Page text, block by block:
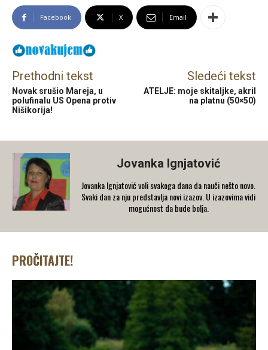
Facebook X Email
Prethodni tekst
Novak srušio Mareja, u
polufinalu US Opena protiv
Nišikorija!
Sledeći tekst
ATELJE: moje skitaljke, akril
na platnu (50×50)
Jovanka Ignjatović
Jovanka Ignjatović voli svakoga dana da nauči nešto novo.
Svaki dan za nju predstavlja novi izazov. U izazovima vidi
mogućnost da bude bolja.
PROČITAJTE!